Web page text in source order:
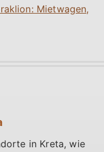
Mietwagen,
in Kreta, wie